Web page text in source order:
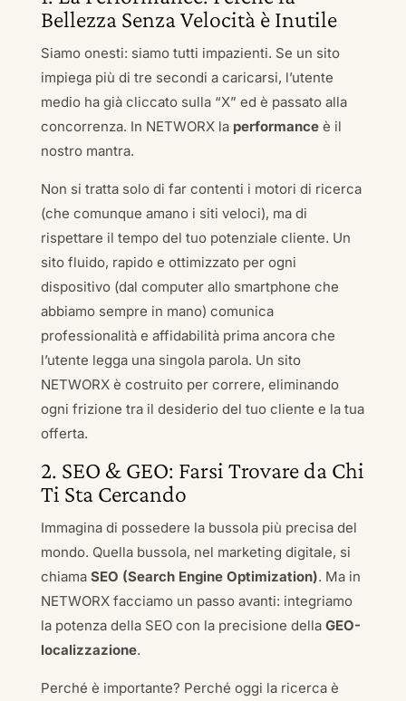
Bellezza Senza Velocità è Inutile
Siamo onesti: siamo tutti impazienti. Se un sito
impiega più di tre secondi a caricarsi, l’utente
medio ha già cliccato sulla “X” ed è passato alla
concorrenza. In NETWORX la performanceè il
nostro mantra.
Non si tratta solo di far contenti i motori di ricerca
(che comunque amano i siti veloci), ma di
rispettare il tempo del tuo potenziale cliente. Un
sito fluido, rapido e ottimizzato per ogni
dispositivo (dal computer allo smartphone che
abbiamo sempre in mano) comunica
professionalità e affidabilità prima ancora che
l’utente legga una singola parola. Un sito
NETWORX è costruito per correre, eliminando
ogni frizione tra il desiderio del tuo cliente e la tua
offerta.
2. SEO & GEO: Farsi Trovare da Chi
Ti Sta Cercando
Immagina di possedere la bussola più precisa del
mondo. Quella bussola, nel marketing digitale, si
chiama SEO (Search Engine Optimization). Ma in
NETWORX facciamo un passo avanti: integriamo
la potenza della SEO con la precisione della GEO-
localizzazione.
Perché è importante? Perché oggi la ricerca è